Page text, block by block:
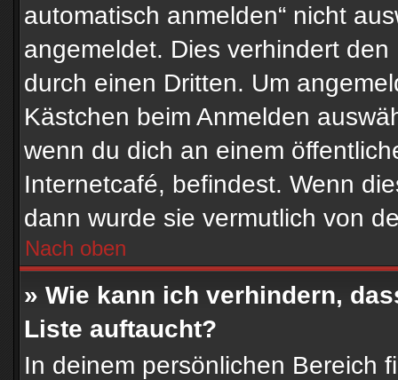
automatisch anmelden“ nicht
angemeldet. Dies verhindert
durch einen Dritten. Um
Kästchen beim Anmelden
wenn du dich an einem
Internetcafé, befindest. Wenn
dann wurde sie vermutlich von
Nach oben
» Wie kann ich verhindern,
Liste auftaucht?
In deinem persönlichen Bereich